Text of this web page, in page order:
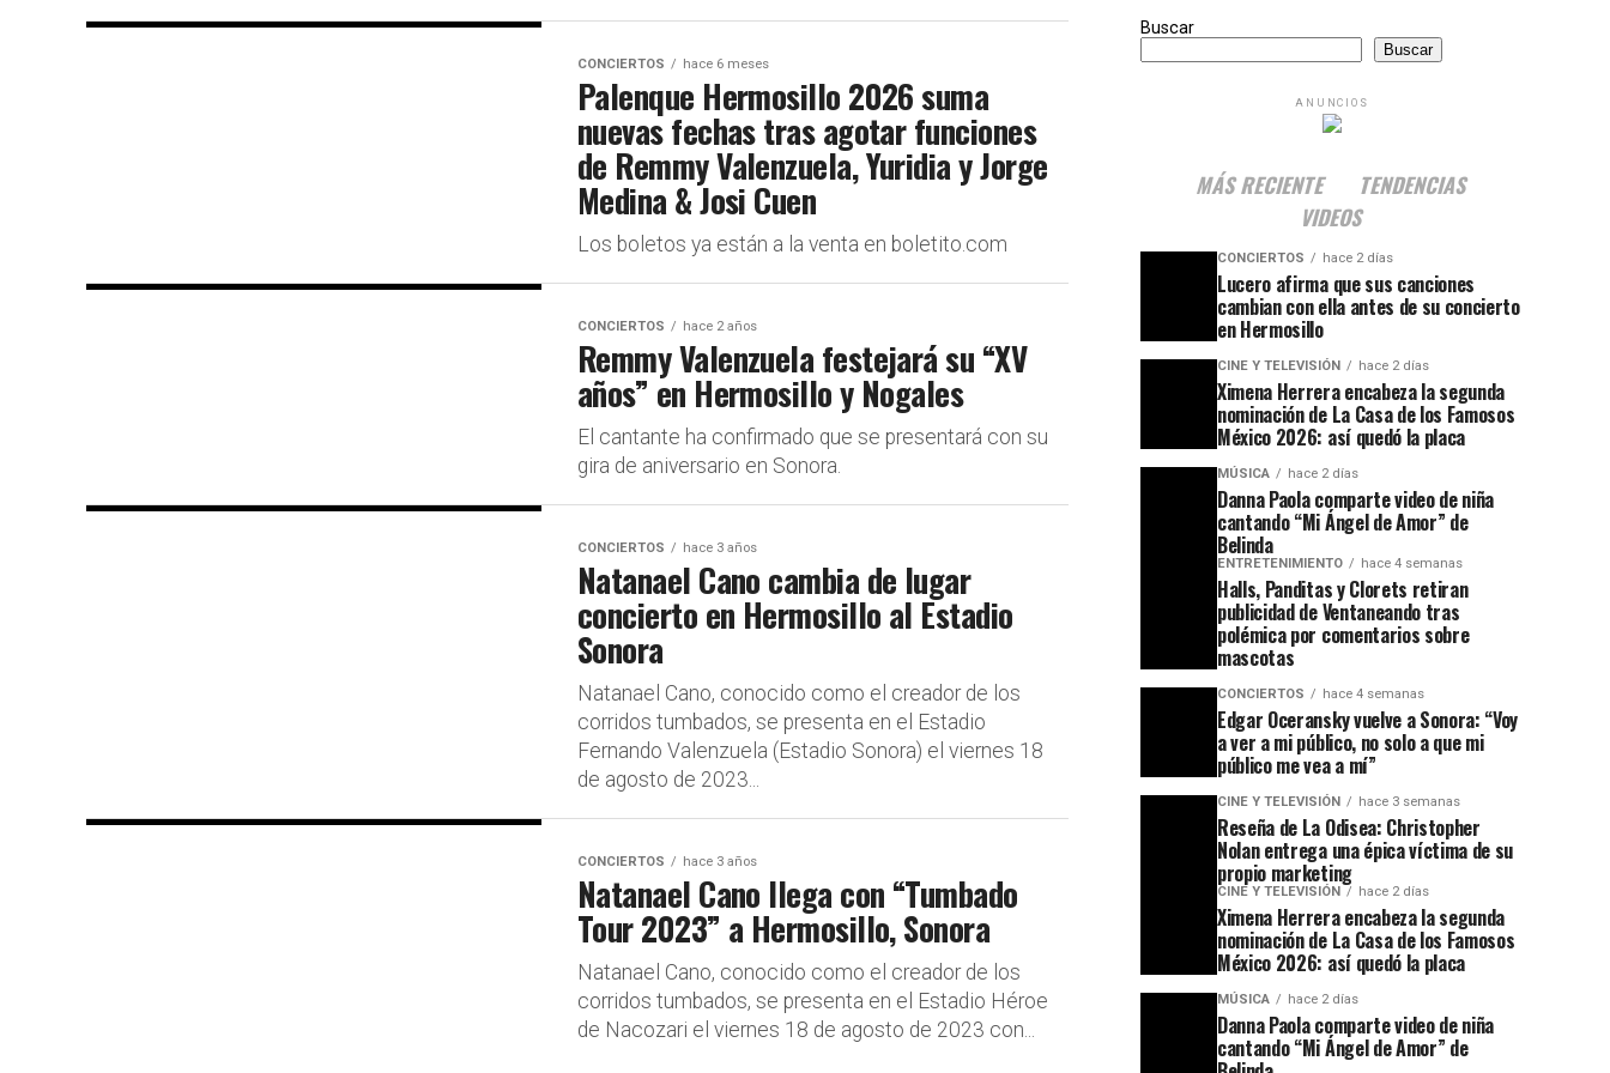
CONCIERTOS hace 6 meses
Palenque Hermosillo 2026 suma
nuevas fechas tras agotar funciones
de Remmy Valenzuela, Yuridia y Jorge
Medina & Josi Cuen
Los boletos ya están a la venta en boletito.com
CONCIERTOS hace 2 años
Remmy Valenzuela festejará su “XV
años” en Hermosillo y Nogales
El cantante ha confirmado que se presentará con su
gira de aniversario en Sonora.
CONCIERTOS hace 3 años
Natanael Cano cambia de lugar
concierto en Hermosillo al Estadio
Sonora
Natanael Cano, conocido como el creador de los
corridos tumbados, se presenta en el Estadio
Fernando Valenzuela (Estadio Sonora) el viernes 18
de agosto de 2023...
CONCIERTOS hace 3 años
Natanael Cano llega con “Tumbado
Tour 2023” a Hermosillo, Sonora
Natanael Cano, conocido como el creador de los
corridos tumbados, se presenta en el Estadio Héroe
de Nacozari el viernes 18 de agosto de 2023 con...
Buscar
Buscar
ANUNCIOS
MÁS RECIENTE
TENDENCIAS
VIDEOS
CONCIERTOS hace 2 días
Lucero afirma que sus canciones
cambian con ella antes de su concierto
en Hermosillo
CINE Y TELEVISIÓN hace 2 días
Ximena Herrera encabeza la segunda
nominación de La Casa de los Famosos
México 2026: así quedó la placa
MÚSICA hace 2 días
Danna Paola comparte video de niña
cantando “Mi Ángel de Amor” de
Belinda
ENTRETENIMIENTO hace 4 semanas
Halls, Panditas y Clorets retiran
publicidad de Ventaneando tras
polémica por comentarios sobre
mascotas
CONCIERTOS hace 4 semanas
Edgar Oceransky vuelve a Sonora: “Voy
a ver a mi público, no solo a que mi
público me vea a mí”
CINE Y TELEVISIÓN hace 3 semanas
Reseña de La Odisea: Christopher
Nolan entrega una épica víctima de su
propio marketing
CINE Y TELEVISIÓN hace 2 días
Ximena Herrera encabeza la segunda
nominación de La Casa de los Famosos
México 2026: así quedó la placa
MÚSICA hace 2 días
Danna Paola comparte video de niña
cantando “Mi Ángel de Amor” de